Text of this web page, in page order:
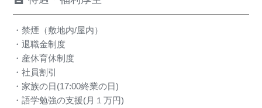
・禁煙（敷地内/屋内）
・退職金制度
・産休育休制度
・社員割引
・家族の日(17:00終業の日)
・語学勉強の支援(月１万円)